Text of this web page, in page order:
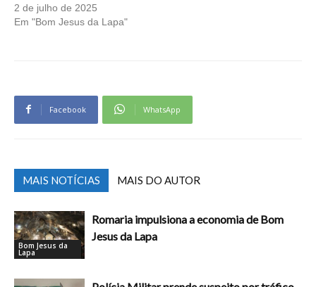
2 de julho de 2025
Em "Bom Jesus da Lapa"
Facebook WhatsApp
MAIS NOTÍCIAS MAIS DO AUTOR
Bom Jesus da
Lapa
Romaria impulsiona a economia de Bom
Jesus da Lapa